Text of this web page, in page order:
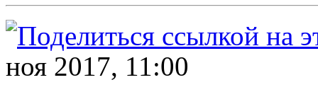
ноя 2017, 11:00